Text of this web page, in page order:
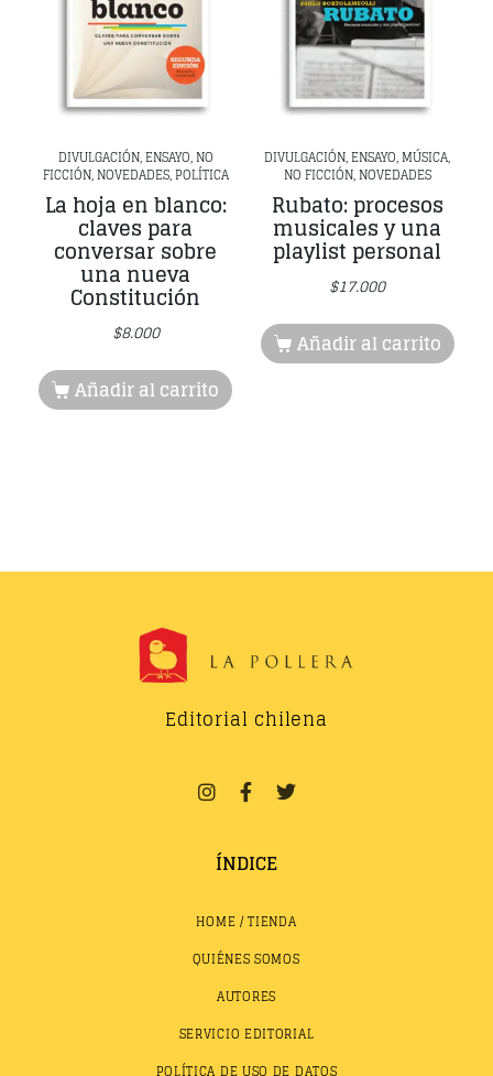
DIVULGACIÓN, ENSAYO, NO
FICCIÓN, NOVEDADES, POLÍTICA
La hoja en blanco:
claves para
conversar sobre
una nueva
Constitución
$8.000
Añadir al carrito
DIVULGACIÓN, ENSAYO, MÚSICA,
NO FICCIÓN, NOVEDADES
Rubato: procesos
musicales y una
playlist personal
$17.000
Añadir al carrito
Editorial chilena
ÍNDICE
HOME / TIENDA
QUIÉNES SOMOS
AUTORES
SERVICIO EDITORIAL
POLÍTICA DE USO DE DATOS